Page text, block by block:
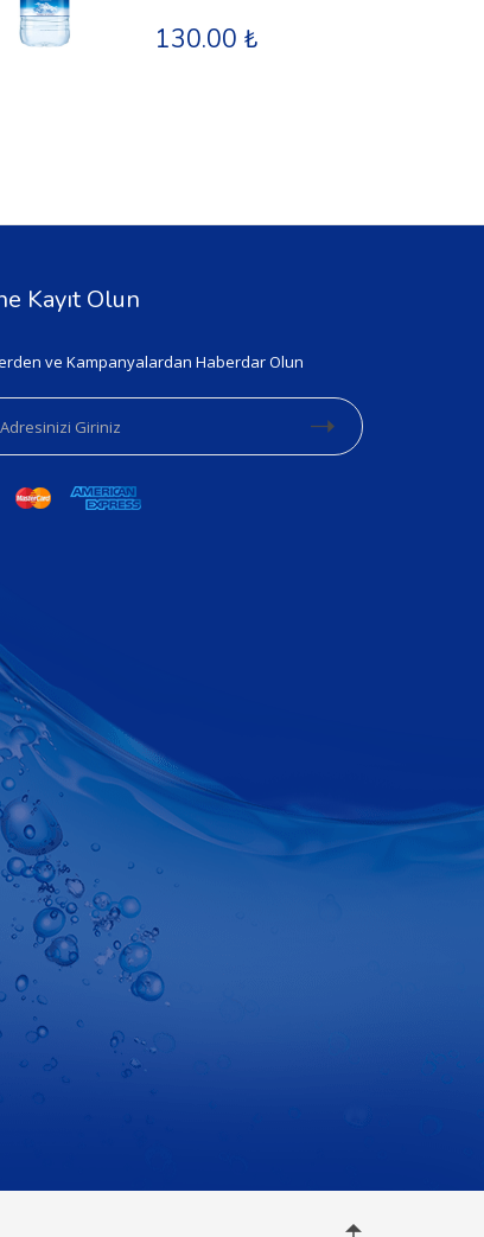
130.00 ₺
Kayıt Olun
ve Kampanyalardan Haberdar Olun